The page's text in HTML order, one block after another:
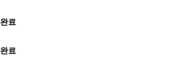
완료
완료